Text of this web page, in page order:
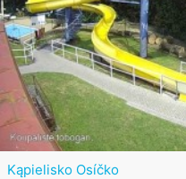
Kąpielisko Osíčko